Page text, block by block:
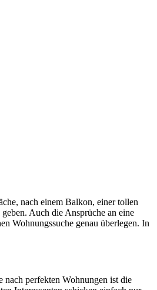
nach einem Balkon, einer tollen
Auch die Ansprüche an eine
Wohnungssuche genau überlegen. In
nach perfekten Wohnungen ist die